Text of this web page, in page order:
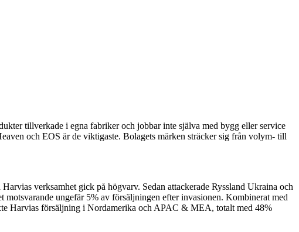
tillverkade i egna fabriker och jobbar inte själva med bygg eller service
och EOS är de viktigaste. Bolagets märken sträcker sig från volym- till
verksamhet gick på högvarv. Sedan attackerade Ryssland Ukraina och
ungefär 5% av försäljningen efter invasionen. Kombinerat med
Harvias försäljning i Nordamerika och APAC & MEA, totalt med 48%